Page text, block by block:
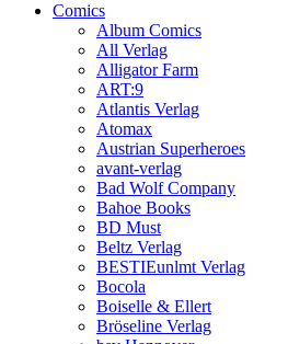
Comics
Album Comics
All Verlag
Alligator Farm
ART:9
Atlantis Verlag
Atomax
Austrian Superheroes
avant-verlag
Bad Wolf Company
Bahoe Books
BD Must
Beltz Verlag
BESTIEunlmt Verlag
Bocola
Boiselle & Ellert
Bröseline Verlag